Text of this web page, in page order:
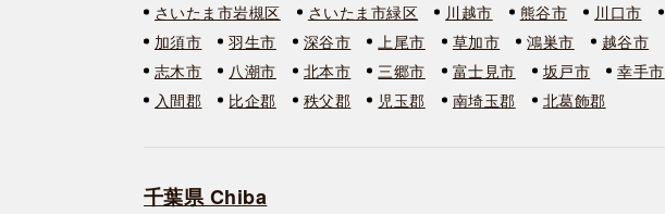
さいたま市岩槻区
さいたま市緑区 川越市 熊谷市 川口市
加須市
羽生市 深谷市 上尾市 草加市 鴻巣市 越谷市
志木市
八潮市 北本市 三郷市 富士見市 坂戸市 幸手市
入間郡
比企郡 秩父郡 児玉郡 南埼玉郡 北葛飾郡
千葉県 Chiba